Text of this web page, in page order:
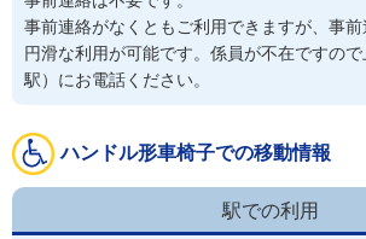
事前連絡がなくともご利用できますが、事
円滑な利用が可能です。係員が不在ですの
駅）にお電話ください。
ハンドル形車椅子での移動情報
駅での利用